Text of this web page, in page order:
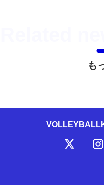
も